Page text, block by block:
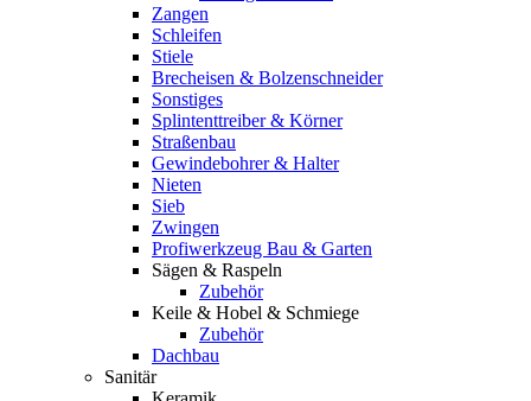
Zangen
Schleifen
Stiele
Brecheisen & Bolzenschneider
Sonstiges
Splintenttreiber & Körner
Straßenbau
Gewindebohrer & Halter
Nieten
Sieb
Zwingen
Profiwerkzeug Bau & Garten
Sägen & Raspeln
Zubehör
Keile & Hobel & Schmiege
Zubehör
Dachbau
Sanitär